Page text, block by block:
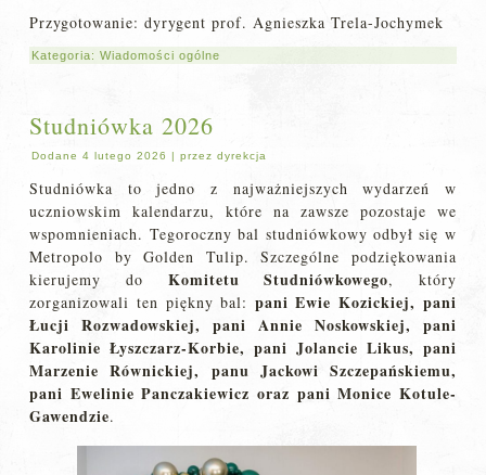
Przygotowanie: dyrygent prof. Agnieszka Trela-Jochymek
Kategoria:Wiadomości ogólne
Studniówka 2026
Dodane 4 lutego 2026 |przez dyrekcja
Studniówka to jedno z najważniejszych wydarzeń w
uczniowskim kalendarzu, które na zawsze pozostaje we
wspomnieniach. Tegoroczny bal studniówkowy odbył się w
Metropolo by Golden Tulip. Szczególne podziękowania
kierujemy do Komitetu Studniówkowego, który
zorganizowali ten piękny bal: pani Ewie Kozickiej, pani
Łucji Rozwadowskiej, pani Annie Noskowskiej, pani
Karolinie Łyszczarz-Korbie, pani Jolancie Likus, pani
Marzenie Równickiej, panu Jackowi Szczepańskiemu,
pani Ewelinie Panczakiewicz oraz pani Monice Kotule-
Gawendzie.